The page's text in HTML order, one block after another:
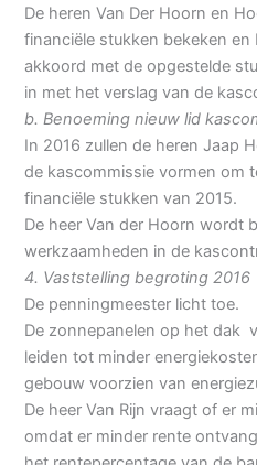
De heren Van Der Hoorn en
financiële stukken bekeken en
akkoord met de opgestelde
in met het verslag van de
b. Benoeming nieuw lid
In 2016 zullen de heren Jaap
de kascommissie vormen om
financiële stukken van 2015.
De heer Van der Hoorn wordt
werkzaamheden in de
4. Vaststelling begroting 2016
De penningmeester licht toe.
De zonnepanelen op het dak
leiden tot minder
gebouw voorzien van
De heer Van Rijn vraagt of er
omdat er minder rente